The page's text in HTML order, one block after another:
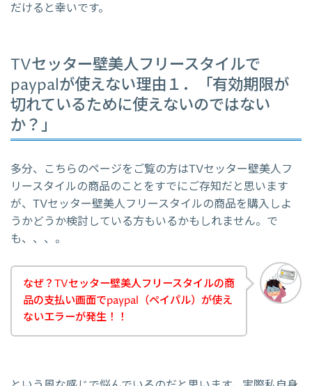
だけると幸いです。
TVセッター壁美人フリースタイルで
paypalが使えない理由１．「有効期限が
切れているために使えないのではない
か？」
多分、こちらのページをご覧の方はTVセッター壁美人フ
リースタイルの商品のことをすでにご存知だと思います
が、TVセッター壁美人フリースタイルの商品を購入しよ
うかどうか検討している方もいるかもしれません。で
も、、、。
なぜ？TVセッター壁美人フリースタイルの商
品の支払い画面でpaypal（ペイパル）が使え
ないエラーが発生！！